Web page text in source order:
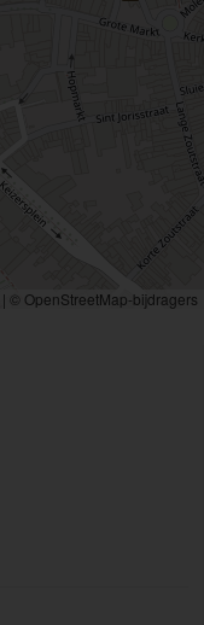
| © OpenStreetMap-bijdragers